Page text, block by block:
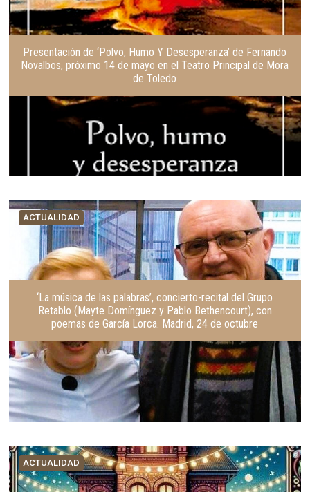
Presentación de ‘Polvo, Humo Y Desesperanza’ de Fernando
Novalbos, próximo 14 de mayo en el Teatro Principal de Mora
de Toledo
ACTUALIDAD
‘La música de las palabras’, concierto-recital del Grupo
Retablo (Mayte Domínguez y Pablo Bethencourt), con
poemas de García Lorca. Madrid, 24 de octubre
ACTUALIDAD